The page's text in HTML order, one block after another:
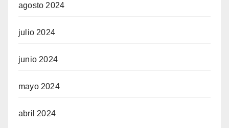
agosto 2024
julio 2024
junio 2024
mayo 2024
abril 2024